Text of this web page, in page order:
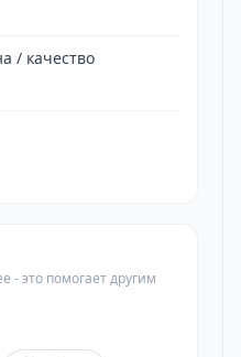
/ качество
- это помогает другим